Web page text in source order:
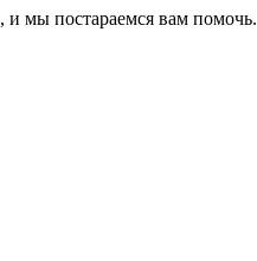
мы постараемся вам помочь.